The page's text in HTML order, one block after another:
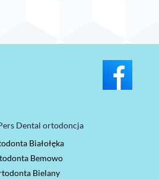
Dental ortodoncja
Białołęka
Bemowo
Bielany